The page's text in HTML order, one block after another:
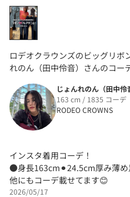
ロデオクラウンズのビッグリボ
れのん（田中伶音）さんのコー
じょんれのん（田中伶
163 cm / 1835 コーデ
RODEO CROWNS
インスタ着用コーデ！
●身長163cm⚫︎24.5cm厚み薄め
他にもコーデ載せてます😊
2026/05/17